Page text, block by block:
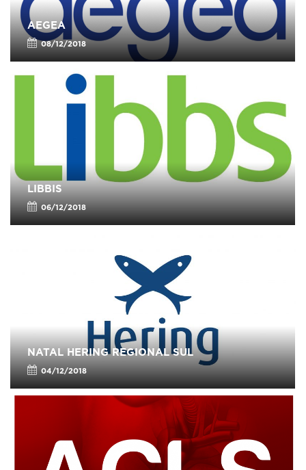
AEGEA
08/12/2018
LIBBIS
06/12/2018
NATAL HERING REGIONAL SUL
04/12/2018